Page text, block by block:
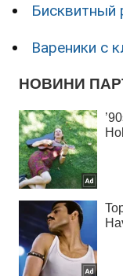
Бисквитный
Вареники с